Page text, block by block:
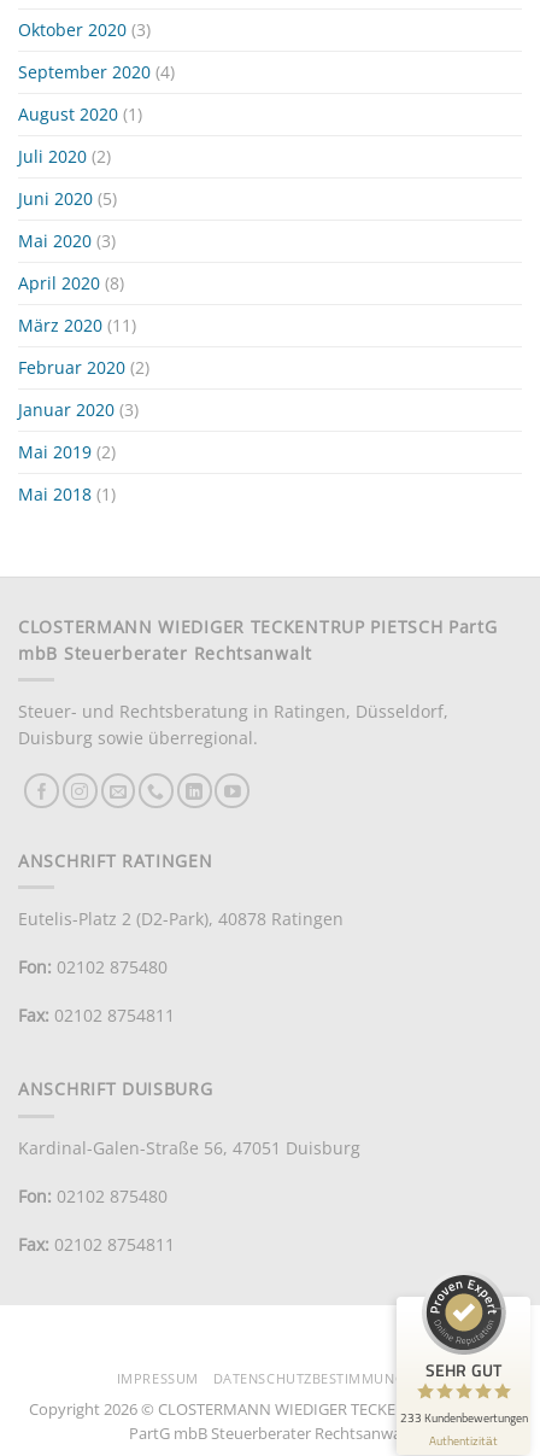
Oktober 2020 (3)
September 2020 (4)
August 2020 (1)
Juli 2020 (2)
Juni 2020 (5)
Mai 2020 (3)
April 2020 (8)
März 2020 (11)
Februar 2020 (2)
Januar 2020 (3)
Mai 2019 (2)
Mai 2018 (1)
CLOSTERMANN WIEDIGER TECKENTRUP PIETSCH PartG
mbB Steuerberater Rechtsanwalt
Steuer- und Rechtsberatung in Ratingen, Düsseldorf,
Duisburg sowie überregional.
ANSCHRIFT RATINGEN
Eutelis-Platz 2 (D2-Park), 40878 Ratingen
Fon: 02102 875480
Fax: 02102 8754811
ANSCHRIFT DUISBURG
Kardinal-Galen-Straße 56, 47051 Duisburg
Fon: 02102 875480
Fax: 02102 8754811
IMPRESSUM DATENSCHUTZBESTIMMUNGEN
Copyright 2026 © CLOSTERMANN WIEDIGER TECKENTRUP PIETSCH
PartG mbB Steuerberater Rechtsanwalt
SEHR GUT
233 Kundenbewertungen
Authentizität
CWTP
33
Bewertungen auf
ProvenExpert.com
Blick aufs ProvenExpert-Profil werfen
26.7.2026